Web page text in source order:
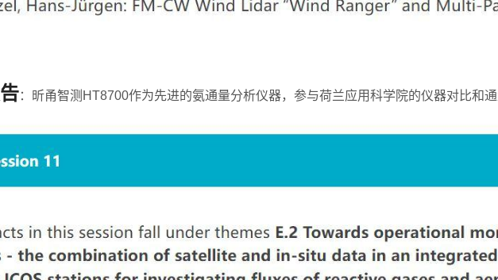
：昕甬智测 HT8700作为先进的氨通量分析仪器，参与荷兰应用科学院的仪器对比和